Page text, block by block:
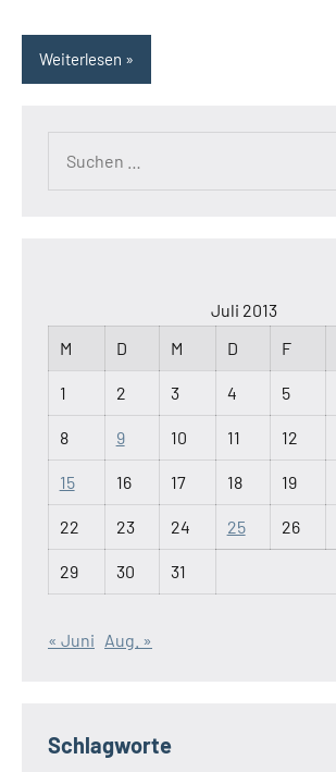
Weiterlesen
Juli 2013
M
D M D F
1 2 3 4 5
8 9 10 11 12
15 16 17 18 19
22 23 24 25 26
29 30 31
« Juni Aug. »
Schlagworte